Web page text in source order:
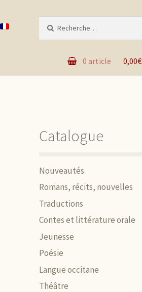
0,00€
0 article
Catalogue
Nouveautés
Romans, récits, nouvelles
Traductions
Contes et littérature orale
Jeunesse
Poésie
Langue occitane
Théâtre